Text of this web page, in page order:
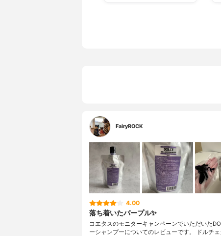
FairyROCK
4.00
落ち着いたパープル✨
コエタスのモニターキャンペーンでいただいた
ーシャンプーについてのレビューです。 ドルチ